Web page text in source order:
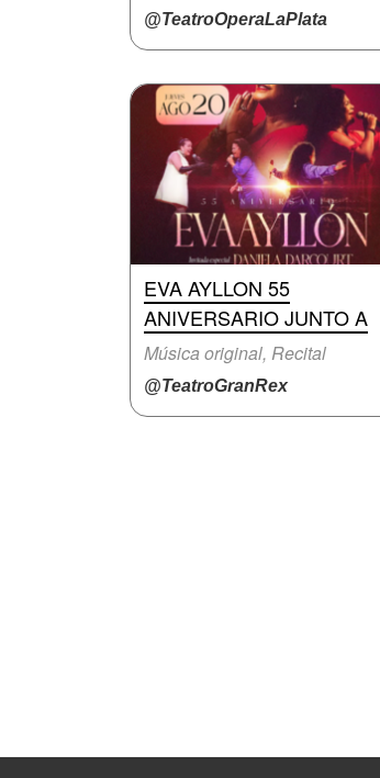
@TeatroOperaLaPlata
EVA AYLLON 55
ANIVERSARIO JUNTO A
Música original, Recital
@TeatroGranRex